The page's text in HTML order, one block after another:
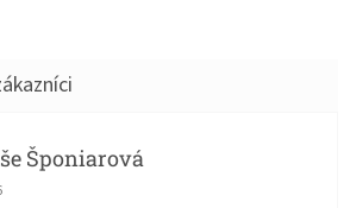
Šponiarová
obchodu je 5 z 5 hvězdiček.